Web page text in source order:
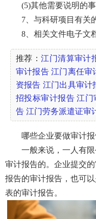
(5)其他需要说明的事
7、与科研项目有关的
8、相关文件电子文
推荐：江门清算审计
审计报告 江门离任审
资报告 江门出具审计
招投标审计报告 江门
告 江门劳务派遣证审
哪些企业要做审计报
一般来说，一人有限
审计报告的。企业提交
报告的审计报告，也可
表的审计报告。